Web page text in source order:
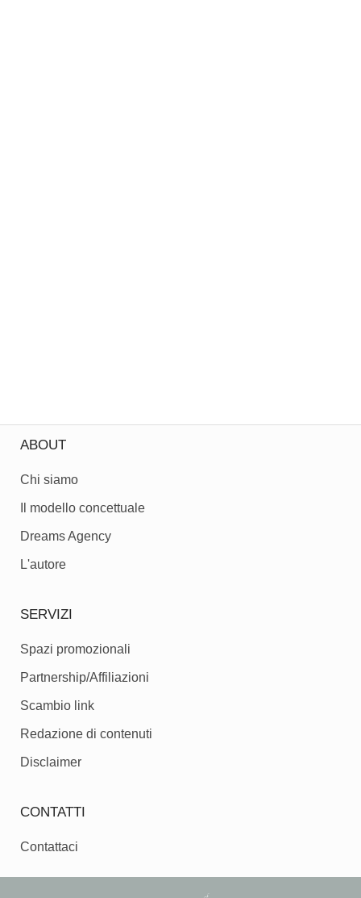
ABOUT
Chi siamo
Il modello concettuale
Dreams Agency
L'autore
SERVIZI
Spazi promozionali
Partnership/Affiliazioni
Scambio link
Redazione di contenuti
Disclaimer
CONTATTI
Contattaci